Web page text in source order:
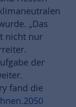
„Das
nicht nur
der
fand die